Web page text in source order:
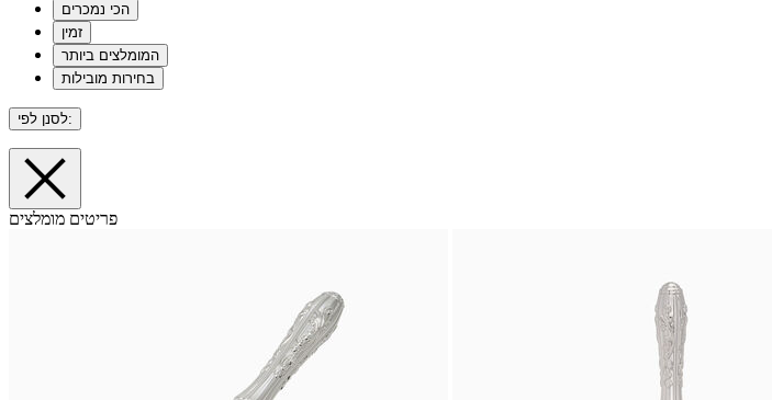
הכי נמכרים
זמין
המומלצים ביותר
בחירות מובילות
לסנן לפי:
פריטים מומלצים